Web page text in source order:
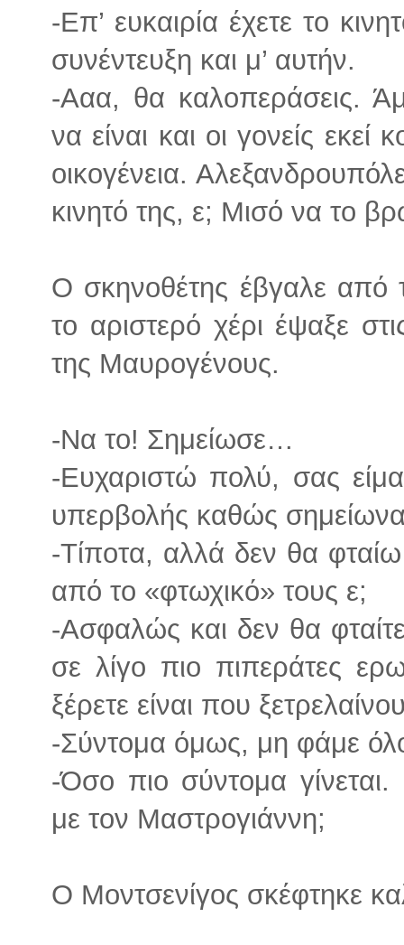
-Επ’ ευκαιρία έχετε το
συνέντευξη και μ’ αυτήν.
-Ααα, θα καλοπεράσεις.
να είναι και οι γονείς
οικογένεια.
κινητό της, ε; Μισό να το
Ο σκηνοθέτης έβγαλε από
το αριστερό χέρι έψαξε
της Μαυρογένους.
-Να το! Σημείωσε…
-Ευχαριστώ πολύ, σας
υπερβολής καθώς
-Τίποτα, αλλά δεν θα
από το «φτωχικό» τους ε;
-Ασφαλώς και δεν θα
σε λίγο πιο πιπεράτες
ξέρετε είναι που
-Σύντομα όμως, μη φάμε
-Όσο πιο σύντομα γίνεται.
με τον Μαστρογιάννη;
Ο Μοντσενίγος σκέφτηκε